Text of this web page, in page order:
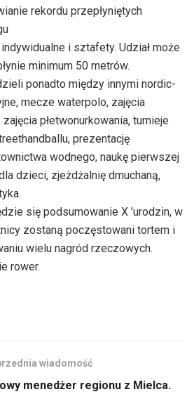
rekordu przepłyniętych
i sztafety. Udział może
minimum 50 metrów.
ponadto między innymi nordic-
mecze waterpolo, zajęcia
płetwonurkowania, turnieje
prezentację
wodnego, naukę pierwszej
dzieci, zjeżdżalnię dmuchaną,
się podsumowanie X 'urodzin, w
zostaną poczęstowani tortem i
wielu nagród rzeczowych.
rower.
wiadomość
menedżer regionu z Mielca.